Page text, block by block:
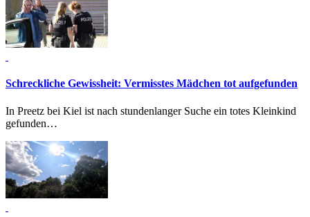
Schreckliche Gewissheit: Vermisstes Mädchen tot aufgefunden
In Preetz bei Kiel ist nach stundenlanger Suche ein totes Kleinkind
gefunden…